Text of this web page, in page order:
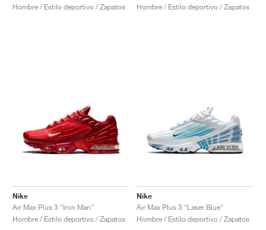
Hombre / Estilo deportivo / Zapatos
Hombre / Estilo deportivo / Zapatos
Nike
Air Max Plus 3 "Iron Man"
Hombre / Estilo deportivo / Zapatos
Nike
Air Max Plus 3 "Laser Blue"
Hombre / Estilo deportivo / Zapatos